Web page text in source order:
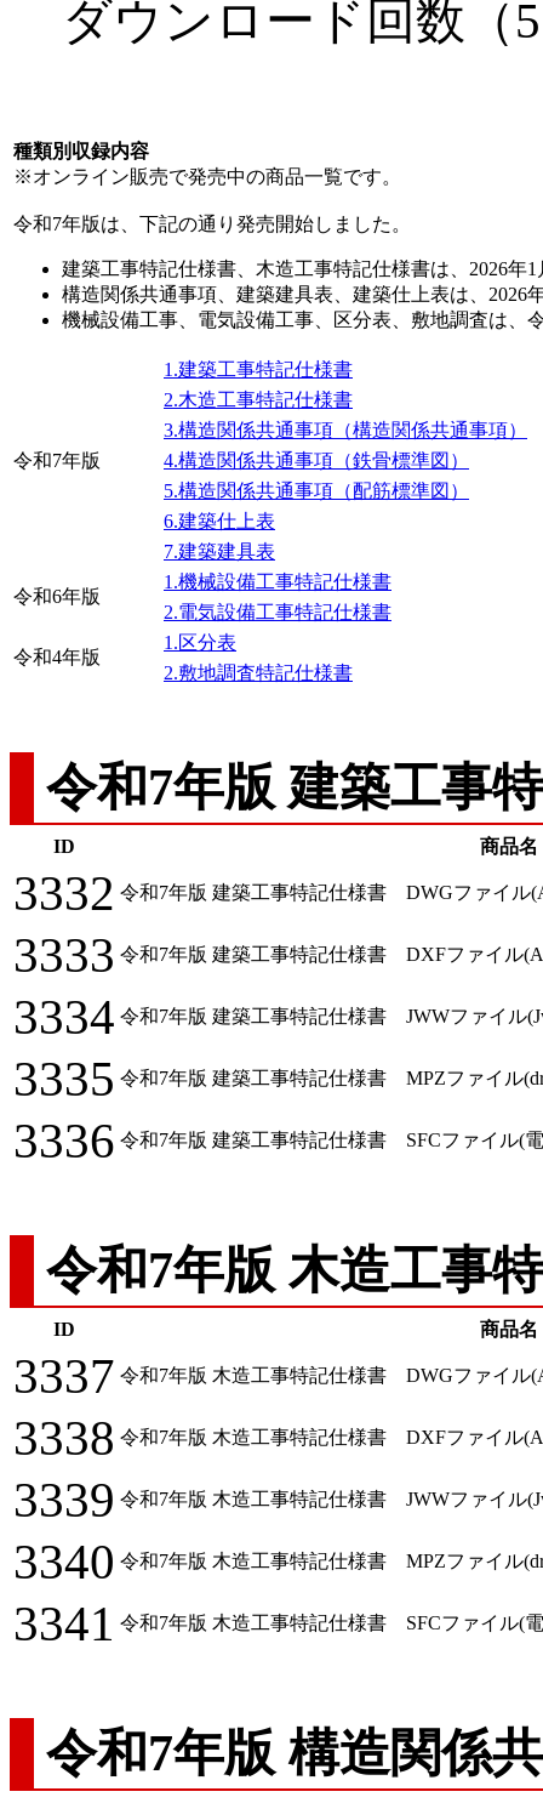
ダウンロード 回数（
種類別収録内容
※オンライン販売で発売中の商品一覧です。
令和7年版は、下記の通り発売開始しました。
建築工事特記仕様書、木造工事特記仕様書は、2026年
構造関係共通事項、建築建具表、建築仕上表は、2026
機械設備工事、電気設備工事、区分表、敷地調査は、
令和7年版
1.建築工事特記仕様書
2.木造工事特記仕様書
3.構造関係共通事項（構造関係共通事項）
4.構造関係共通事項（鉄骨標準図）
5.構造関係共通事項（配筋標準図）
6.建築仕上表
7.建築建具表
令和6年版
1.機械設備工事特記仕様書
2.電気設備工事特記仕様書
令和4年版
1.区分表
2.敷地調査特記仕様書
令和7年版 建築工事
ID 商品名
3332 令和7年版 建築工事特記仕様書 DWGファイル
3333 令和7年版 建築工事特記仕様書 DXFファイル
3334 令和7年版 建築工事特記仕様書 JWWファイル
3335 令和7年版 建築工事特記仕様書 MPZファイル
3336 令和7年版 建築工事特記仕様書 SFCファイル(
令和7年版 木造工事
ID 商品名
3337 令和7年版 木造工事特記仕様書 DWGファイル
3338 令和7年版 木造工事特記仕様書 DXFファイル
3339 令和7年版 木造工事特記仕様書 JWWファイル
3340 令和7年版 木造工事特記仕様書 MPZファイル
3341 令和7年版 木造工事特記仕様書 SFCファイル(
令和7年版 構造関係